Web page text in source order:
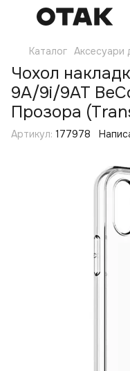
Каталог Аксесуари
Чохол
9A/9i/9AT
Прозора
Артикул: 177978